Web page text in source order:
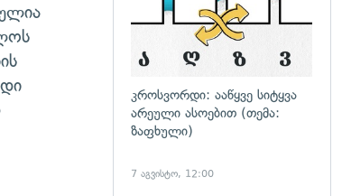
კროსვორდი: ააწყვე სიტყვა
არეული ასოებით (თემა:
ზაფხული)
7 აგვისტო, 12:00